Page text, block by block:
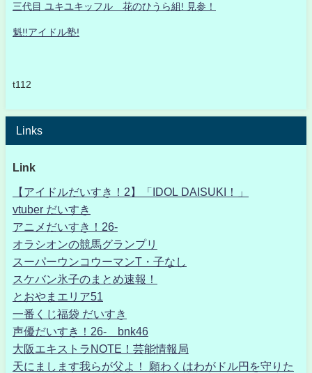
三代目 ユキユキッフル 花のひうら組! 見参！
魁!!アイドル塾!
t112
Links
Link
【アイドルだいすき！2】「IDOL DAISUKI！」
vtuber だいすき
アニメだいすき！26-
オラシオンの競馬グランプリ
スーパーウンコウーマンT・子なし
スケバン氷子のまとめ速報！
とおやまエリア51
一番くじ福袋 だいすき
声優だいすき！26- bnk46
大阪エキストラNOTE！芸能情報局
天にまします我らが父よ！ 願わくはわがドル円を守りた